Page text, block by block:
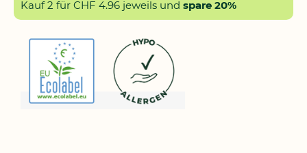
Kauf 2 für CHF 4.96 jeweils und spare 20%